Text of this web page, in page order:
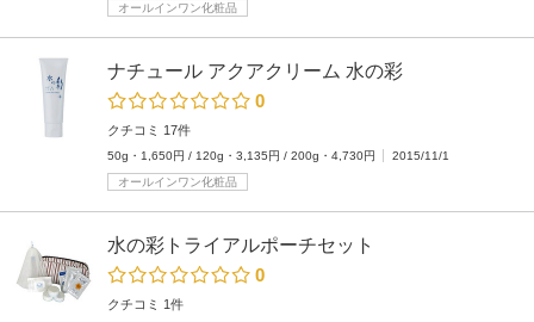
オールインワン化粧品
ナチュール アクアクリーム 水の彩
0
クチコミ 17件
50g・1,650円 / 120g・3,135円 / 200g・4,730円
2015/11/1
オールインワン化粧品
水の彩トライアルポーチセット
0
クチコミ 1件